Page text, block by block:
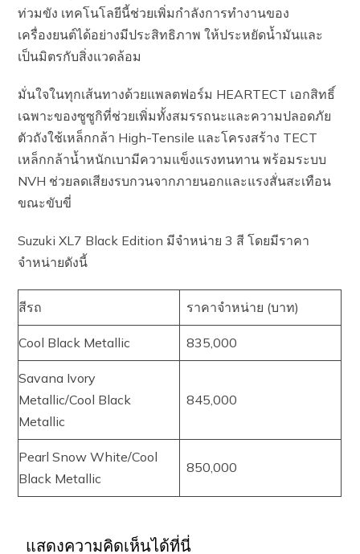
ท่วมขัง เทคโนโลยีนี้ช่วยเพิ่มกำลังการทำงานของ
เครื่องยนต์ได้อย่างมีประสิทธิภาพ ให้ประหยัดน้ำมันและ
เป็นมิตรกับสิ่งแวดล้อม
มั่นใจในทุกเส้นทางด้วยแพลตฟอร์ม HEARTECT เอกสิทธิ์
เฉพาะของซูซูกิที่ช่วยเพิ่มทั้งสมรรถนะและความปลอดภัย
ตัวถังใช้เหล็กกล้า High-Tensile และโครงสร้าง TECT
เหล็กกล้าน้ำหนักเบามีความแข็งแรงทนทาน พร้อมระบบ
NVH ช่วยลดเสียงรบกวนจากภายนอกและแรงสั่นสะเทือน
ขณะขับขี่
Suzuki XL7 Black Edition มีจำหน่าย 3 สี โดยมีราคา
จำหน่ายดังนี้
สีรถ ราคาจำหน่าย (บาท)
Cool Black Metallic 835,000
Savana Ivory
Metallic/Cool Black
Metallic
845,000
Pearl Snow White/Cool
Black Metallic
850,000
แสดงความคิดเห็นได้ที่นี่